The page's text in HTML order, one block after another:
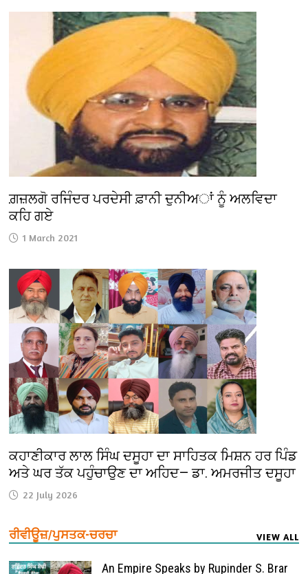
ਗ਼ਜ਼ਲਗੋ ਰਜਿੰਦਰ ਪਰਦੇਸੀ ਫ਼ਾਨੀ ਦੁਨੀਅਾਂ ਨੂੰ ਅਲਵਿਦਾ
ਕਹਿ ਗਏ
1 March 2021
ਕਹਾਣੀਕਾਰ ਲਾਲ ਸਿੰਘ ਦਸੂਹਾ ਦਾ ਸਾਹਿਤਕ ਮਿਸ਼ਨ ਹਰ ਪਿੰਡ
ਅਤੇ ਘਰ ਤੱਕ ਪਹੁੰਚਾਉਣ ਦਾ ਅਹਿਦ— ਡਾ. ਅਮਰਜੀਤ ਦਸੂਹਾ
22 July 2026
ਰੀਵੀਊਜ਼/ਪੁਸਤਕ-ਚਰਚਾ VIEW ALL
An Empire Speaks by Rupinder S. Brar